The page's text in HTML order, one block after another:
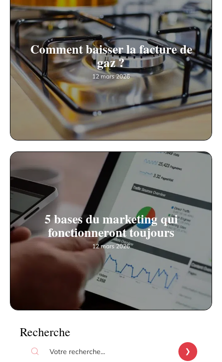
Comment baisser la facture de
gaz ?
12 mars 2026
5 bases du marketing qui
fonctionneront toujours
12 mars 2026
Recherche